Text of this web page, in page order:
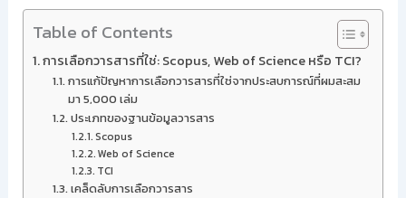
Table of Contents
การเลือกวารสารที่ใช่: Scopus, Web of Science หรือ TCI?
การแก้ปัญหาการเลือกวารสารที่ใช่จากประสบการณ์ที่ผมสะสม
มา 5,000 เล่ม
ประเภทของฐานข้อมูลวารสาร
Scopus
Web of Science
TCI
เคล็ดลับการเลือกวารสาร